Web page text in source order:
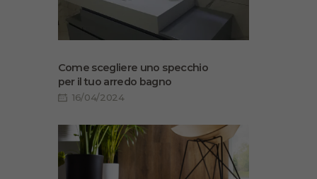
Come scegliere uno specchio
per il tuo arredo bagno
16/04/2024